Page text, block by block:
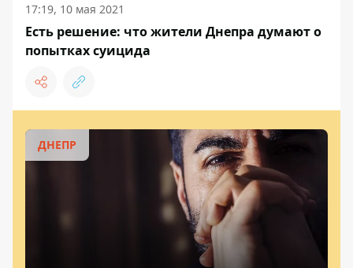
17:19, 10 мая 2021
Есть решение: что жители Днепра думают о
попытках суицида
ДНЕПР